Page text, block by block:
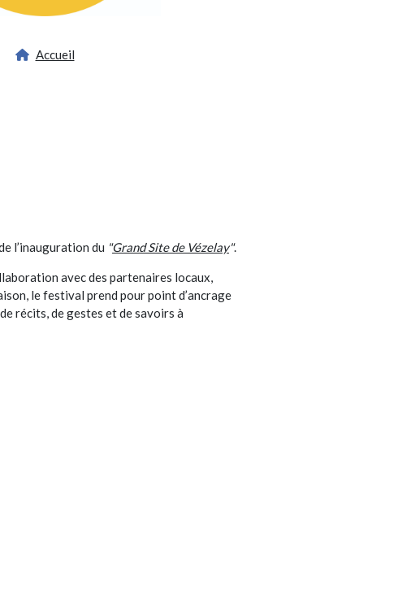
Accueil
l’inauguration du "Grand Site de Vézelay".
avec des partenaires locaux,
le festival prend pour point d’ancrage
récits, de gestes et de savoirs à